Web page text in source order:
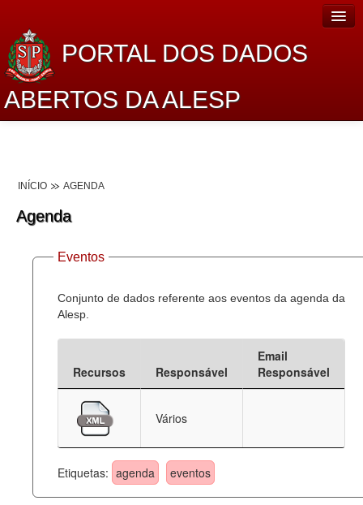
PORTAL DOS DADOS
ABERTOS DA ALESP
Lei de Acesso à Informação
Dados Governamentais Abertos
Planejamento
Catálogo de dados
Deputados Estaduais
Administração
Legislação
INÍCIO AGENDA
Agenda
Eventos
Conjunto de dados referente aos eventos da agenda da
Alesp.
Recursos Responsável
Email
Responsável
Vários
Etiquetas: agenda eventos